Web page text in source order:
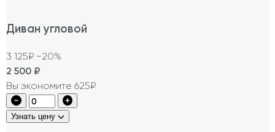
Диван угловой
3 125₽ −20%
2 500 ₽
Вы экономите 625₽
Узнать цену